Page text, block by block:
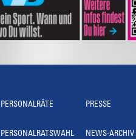
PERSONALRÄTE
PERSONALRATSWAHL
PRESSE
NEWS-ARCHIV